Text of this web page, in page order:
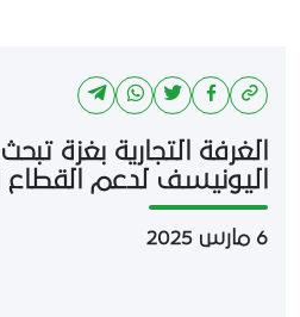
الغرفة التجارية بغزة
اليونيسف لدعم
6 مارس 2025